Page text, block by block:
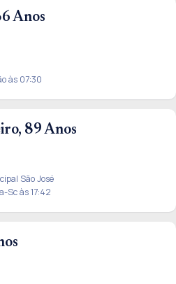
Anos
às 07:30
89 Anos
São José
Sc às 17:42